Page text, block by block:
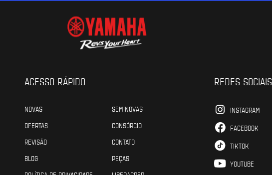
ACESSO RÁPIDO
NOVAS
SEMINOVAS
OFERTAS
CONSÓRCIO
REVISÃO
CONTATO
BLOG
PEÇAS
REDES SOCIAIS
INSTAGRAM
FACEBOOK
TIKTOK
YOUTUBE